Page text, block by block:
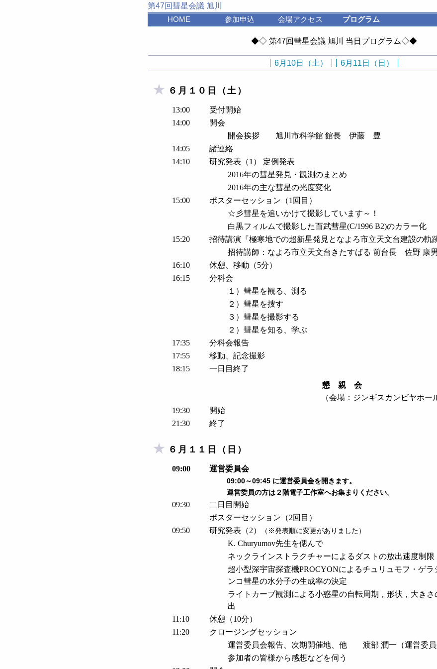
◆◇ 第47回彗星会議 旭川 当日プログラム◇◆
6月10日（土） 6月11日（日）
６月１０日（土）
13:00
受付開始
14:00
開会
開会挨拶 旭川市科学館 館長 伊藤 豊
14:05
諸連絡
14:10
研究発表（1） 定例発表
2016年の彗星発見・観測のまとめ
2016年の主な彗星の光度変化
15:00
ポスターセッション（1回目）
☆彡彗星を追いかけて撮影しています～！
白黒フィルムで撮影した百武彗星(C/1996 B2)のカラー化
15:20
招待講演『極寒地での超新星発見となよろ市立天文台建設の軌
招待講師：なよろ市立天文台きたすばる 前台長 佐野 康
16:10
休憩、移動（5分）
16:15
分科会
１）彗星を観る、測る
２）彗星を捜す
３）彗星を撮影する
２）彗星を知る、学ぶ
17:35
分科会報告
17:55
移動、記念撮影
18:15
一日目終了
懇 親 会
（会場：ジンギスカンビヤホー
19:30
開始
21:30
終了
６月１１日（日）
09:00 運営委員会
09:00～09:45 に運営委員会を開きます。
運営委員の方は２階電子工作室へお集まりください。
09:30
二日目開始
ポスターセッション（2回目）
09:50
研究発表（2） （※発表順に変更がありました）
K. Churyumov先生を偲んで
ネックラインストラクチャーによるダストの放出速度制限
超小型深宇宙探査機PROCYONによるチュリュモフ・ゲラ
ンコ彗星の水分子の生成率の決定
ライトカーブ観測による小惑星の自転周期，形状，大きさ
出
11:10
休憩（10分）
11:20
クロージングセッション
運営委員会報告、次期開催地、他 渡部 潤一（運営委員
参加者の皆様から感想などを伺う
第47回彗星会議 旭川
HOME 参加申込 会場アクセス プログラム